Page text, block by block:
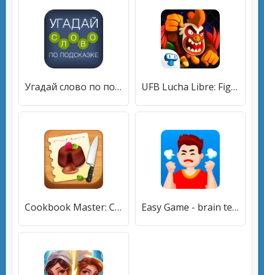
Угадай слово по подсказке! [МОД Бесконечные монеты] APK Android UFB Lucha Libre: Fight Game (УФБ Луча Либре) [МОД Бесконечные монеты] APK Android
Cookbook Master: Cooking Games (Кулинарный Мастер) [МОД Бесконечные монеты] APK Android Easy Game - brain test (Изи Гейм) [МОД Все открыто] APK Android